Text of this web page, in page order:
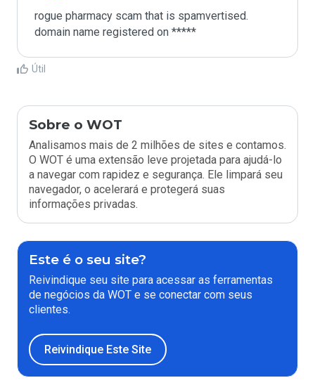
rogue pharmacy scam that is spamvertised.
domain name registered on *****
Útil
Sobre o WOT
Analisamos mais de 2 milhões de sites e contamos.
O WOT é uma extensão leve projetada para ajudá-lo
a navegar com rapidez e segurança. Ele limpará seu
navegador, o acelerará e protegerá suas
informações privadas.
Este é o seu site?
Reivindique seu site para acessar as ferramentas
de negócios da WOT e se conectar com seus
clientes.
Reivindique Este Site